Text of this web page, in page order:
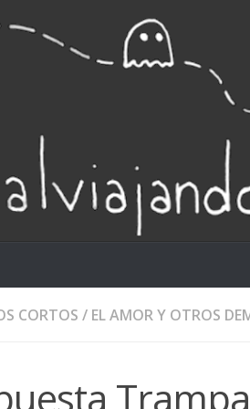
CORTOS / EL AMOR Y OTROS
Trampa